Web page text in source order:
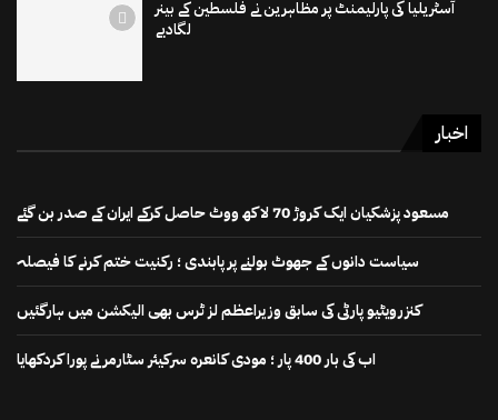
آسٹریلیا کی پارلیمنٹ پر مظاہرین نے فلسطین کے بینر
لگادیے
اخبار
مسعود پزشکیان ایک کروڑ 70 لاکھ ووٹ حاصل کرکے ایران کے صدر بن گئے
سیاست دانوں کے جھوٹ بولنے پر پابندی ؛ رکنیت ختم کرنے کا فیصلہ
کنزرویٹیو پارٹی کی سابق وزیراعظم لز ٹرس بھی الیکشن میں ہارگئیں
اب کی بار 400 پار ؛ مودی کانعرہ سرکیئر سٹارمر نے پورا کردکھایا